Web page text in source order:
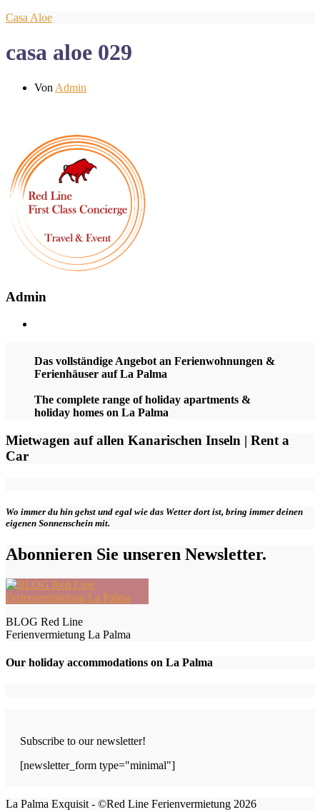
Casa Aloe
casa aloe 029
Von Admin
Admin
Das vollständige Angebot an Ferienwohnungen &
Ferienhäuser auf La Palma
The complete range of holiday apartments &
holiday homes on La Palma
Mietwagen auf allen Kanarischen Inseln | Rent a
Car
Wo immer du hin gehst und egal wie das Wetter dort ist, bring immer deinen
eigenen Sonnenschein mit.
Abonnieren Sie unseren Newsletter.
BLOG Red Line
Ferienvermietung La Palma
Our holiday accommodations on La Palma
Subscribe to our newsletter!
[newsletter_form type="minimal"]
La Palma Exquisit - ©Red Line Ferienvermietung 2026